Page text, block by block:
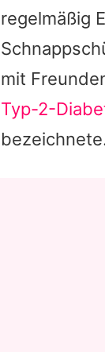
regelmäßig
mit
Typ-2-